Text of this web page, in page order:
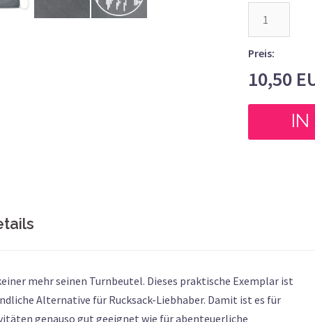
Preis:
10,50
mehr seinen Turnbeutel. Dieses praktische Exemplar ist
Alternative für Rucksack-Liebhaber. Damit ist es für
genauso gut geeignet wie für abenteuerliche